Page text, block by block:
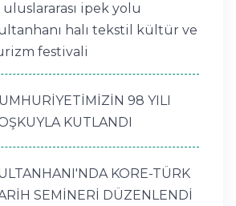
uluslararası ipek yolu
halı tekstil kültür ve
festivali
98 YILI
KUTLANDI
KORE-TÜRK
SEMİNERİ DÜZENLENDİ